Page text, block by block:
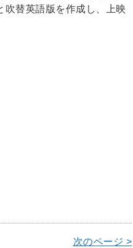
吹替英語版を作成し、上映
次のページ >